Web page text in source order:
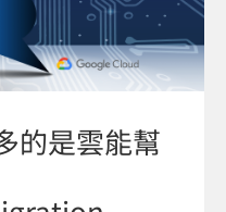
的是雲能幫